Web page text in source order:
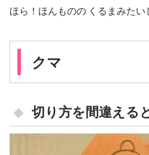
ほら！ほんものの くるまみたい
クマ
切り方を間違える